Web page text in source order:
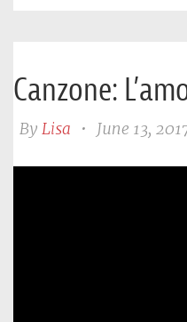
Canzone:
By Lisa • June 13,